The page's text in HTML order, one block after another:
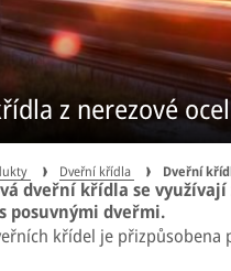
z nerezové
Dveřní křídla Dveřní
dveřní křídla se využívají
posuvnými dveřmi.
křídel je přizpůsobena